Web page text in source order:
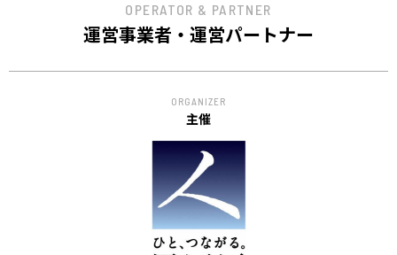
FACILITY
施設
SERVICE
PROGRAM
機能・プログラム
ACCELERATION
PROGRAM
OPERATOR & PARTNER
運営事業者・運営パートナー
ORGANIZER
主催